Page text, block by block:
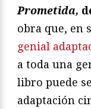
Prometida,
obra que, en
genial
a toda una
libro puede
adaptación